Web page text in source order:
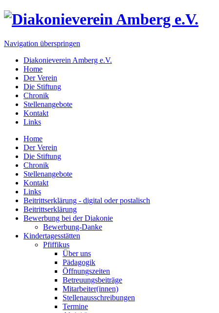
Navigation überspringen
Diakonieverein Amberg e.V.
Home
Der Verein
Die Stiftung
Chronik
Stellenangebote
Kontakt
Links
Home
Der Verein
Die Stiftung
Chronik
Stellenangebote
Kontakt
Links
Beitrittserklärung - digital oder postalisch
Beitrittserklärung
Bewerbung bei der Diakonie
Bewerbung-Danke
Kindertagesstätten
Pfiffikus
Über uns
Pädagogik
Öffnungszeiten
Betreuungsbeiträge
Mitarbeiter(innen)
Stellenausschreibungen
Termine